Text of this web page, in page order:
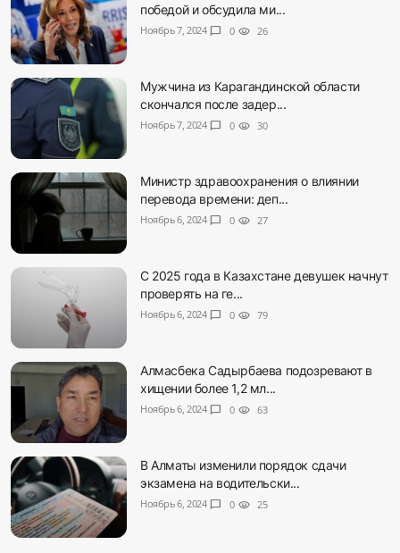
победой и обсудила ми...
Ноябрь 7, 2024 chat_bubble 0 visibility 26
Мужчина из Карагандинской области
скончался после задер...
Ноябрь 7, 2024 chat_bubble 0 visibility 30
Министр здравоохранения о влиянии
перевода времени: деп...
Ноябрь 6, 2024 chat_bubble 0 visibility 27
С 2025 года в Казахстане девушек начнут
проверять на ге...
Ноябрь 6, 2024 chat_bubble 0 visibility 79
Алмасбека Садырбаева подозревают в
хищении более 1,2 мл...
Ноябрь 6, 2024 chat_bubble 0 visibility 63
В Алматы изменили порядок сдачи
экзамена на водительски...
Ноябрь 6, 2024 chat_bubble 0 visibility 25